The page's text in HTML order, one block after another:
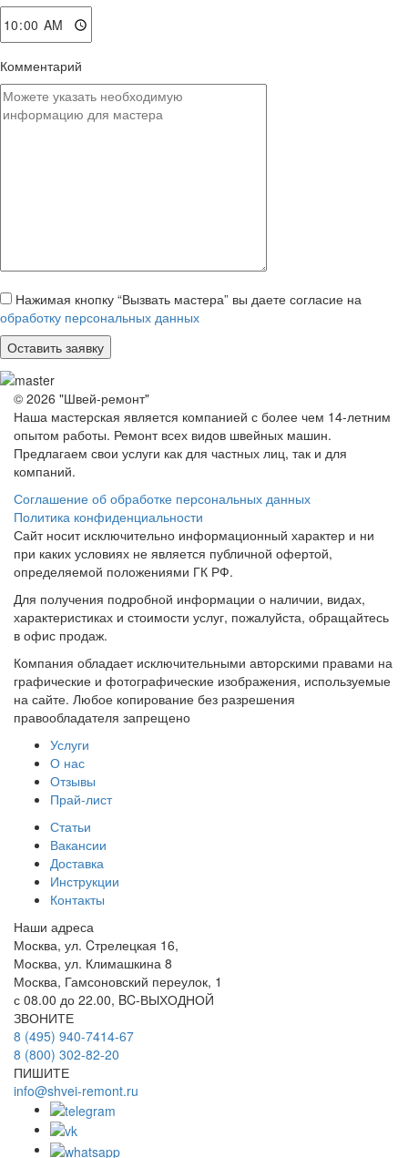
Комментарий
Нажимая кнопку “Вызвать мастера” вы даете согласие на
обработку персональных данных
© 2026 "Швей-ремонт"
Наша мастерская является компанией с более чем 14-летним
опытом работы. Ремонт всех видов швейных машин.
Предлагаем свои услуги как для частных лиц, так и для
компаний.
Соглашение об обработке персональных данных
Политика конфиденциальности
Сайт носит исключительно информационный характер и ни
при каких условиях не является публичной офертой,
определяемой положениями ГК РФ.
Для получения подробной информации о наличии, видах,
характеристиках и стоимости услуг, пожалуйста, обращайтесь
в офис продаж.
Компания обладает исключительными авторскими правами на
графические и фотографические изображения, используемые
на сайте. Любое копирование без разрешения
правообладателя запрещено
Услуги
О нас
Отзывы
Прай-лист
Статьи
Вакансии
Доставка
Инструкции
Контакты
Наши адреса
Москва, ул. Cтрелецкая 16,
Москва, ул. Климашкина 8
Москва, Гамсоновский переулок, 1
с 08.00 до 22.00, BC-ВЫХОДНОЙ
ЗВОНИТЕ
8 (495) 940-7414-67
8 (800) 302-82-20
ПИШИТЕ
info@shvei-remont.ru